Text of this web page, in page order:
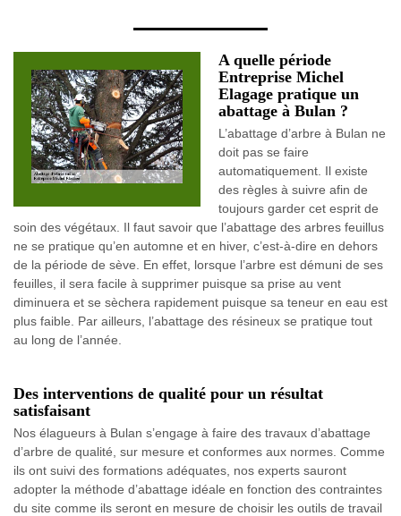
A quelle période
Entreprise Michel
Elagage pratique un
abattage à Bulan ?
L’abattage d’arbre à Bulan ne
doit pas se faire
automatiquement. Il existe
des règles à suivre afin de
toujours garder cet esprit de
soin des végétaux. Il faut savoir que l’abattage des arbres feuillus
ne se pratique qu’en automne et en hiver, c’est-à-dire en dehors
de la période de sève. En effet, lorsque l’arbre est démuni de ses
feuilles, il sera facile à supprimer puisque sa prise au vent
diminuera et se sèchera rapidement puisque sa teneur en eau est
plus faible. Par ailleurs, l’abattage des résineux se pratique tout
au long de l’année.
Des interventions de qualité pour un résultat
satisfaisant
Nos élagueurs à Bulan s’engage à faire des travaux d’abattage
d’arbre de qualité, sur mesure et conformes aux normes. Comme
ils ont suivi des formations adéquates, nos experts sauront
adopter la méthode d’abattage idéale en fonction des contraintes
du site comme ils seront en mesure de choisir les outils de travail